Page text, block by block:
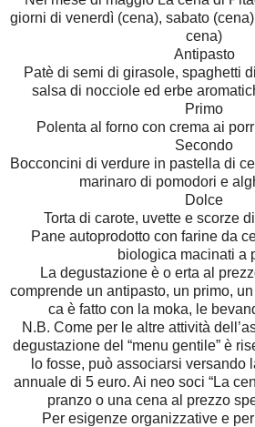
giorni di venerdì (cena), sabato
cena)
Antipasto
Patè di semi di girasole, spaghetti
salsa di nocciole ed erbe
Primo
Polenta al forno con crema ai
Secondo
Bocconcini di verdure in pastella di
marinaro di pomodori e
Dolce
Torta di carote, uvette e scorze
Pane autoprodotto con farine da
biologica macinati a
La degustazione è o erta al
comprende un antipasto, un primo,
ca è fatto con la moka, le
N.B. Come per le altre attività
degustazione del “menu gentile” è
lo fosse, può associarsi versando
annuale di 5 euro. Ai neo soci “La
pranzo o una cena al prezzo
Per esigenze organizzative e